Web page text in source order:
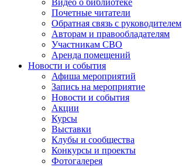
Видео о библиотеке
Почетные читатели
Обратная связь с руководителем
Авторам и правообладателям
Участникам СВО
Аренда помещений
Новости и события
Афиша мероприятий
Запись на мероприятие
Новости и события
Акции
Курсы
Выставки
Клубы и сообщества
Конкурсы и проекты
Фотогалерея